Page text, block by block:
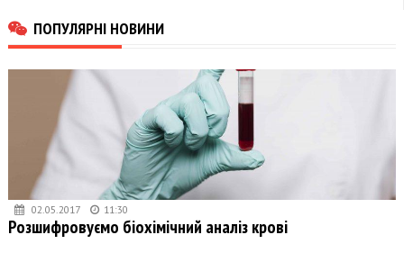
ПОПУЛЯРНІ НОВИНИ
02.05.2017 11:30
Розшифровуємо біохімічний аналіз крові